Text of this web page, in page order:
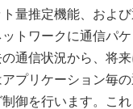
量推定機能、およ
ットワークに通信パ
通信状況から、将
プリケーション毎
御を行います。こ